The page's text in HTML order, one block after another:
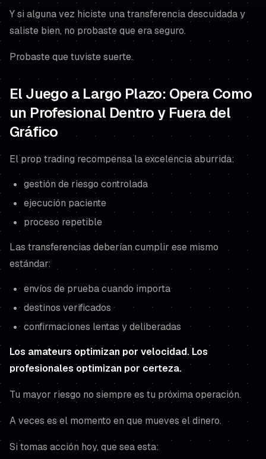
Y si alguna vez hiciste una transferencia descuidada y
saliste bien, no probaste que era seguro.
Probaste que tuviste suerte.
El Juego a Largo Plazo: Opera Como
un Profesional Dentro y Fuera del
Gráfico
El prop trading recompensa la excelencia aburrida:
gestión de riesgo controlada
ejecución paciente
proceso repetible
Las transferencias deberían cumplir ese mismo
estándar:
envíos de prueba cuando importa
destinos verificados
confirmaciones lentas y deliberadas
Los amateurs optimizan por velocidad. Los
profesionales optimizan por certeza.
Tu mayor riesgo no siempre es tu próxima operación.
A veces es el momento en que mueves el dinero.
Si tomas acción hoy, que sea esta: